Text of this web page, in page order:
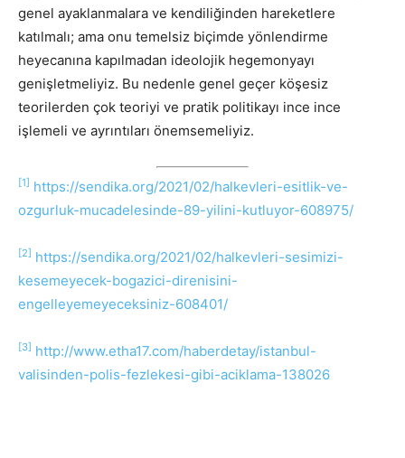
genel ayaklanmalara ve kendiliğinden hareketlere
katılmalı; ama onu temelsiz biçimde yönlendirme
heyecanına kapılmadan ideolojik hegemonyayı
genişletmeliyiz. Bu nedenle genel geçer köşesiz
teorilerden çok teoriyi ve pratik politikayı ince ince
işlemeli ve ayrıntıları önemsemeliyiz.
[1] https://sendika.org/2021/02/halkevleri-esitlik-ve-
ozgurluk-mucadelesinde-89-yilini-kutluyor-608975/
[2] https://sendika.org/2021/02/halkevleri-sesimizi-
kesemeyecek-bogazici-direnisini-
engelleyemeyeceksiniz-608401/
[3] http://www.etha17.com/haberdetay/istanbul-
valisinden-polis-fezlekesi-gibi-aciklama-138026